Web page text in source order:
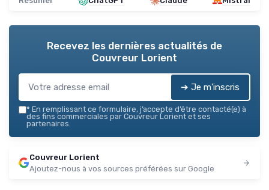
Recevez les dernières actualités de
Couvreur Lorient
➔ Je m'inscris
* En remplissant ce formulaire, j’accepte d’être contacté(e) à
des fins commerciales par Couvreur Lorient et ses
partenaires.
Couvreur Lorient
Ajoutez-nous à vos sources préférées sur Google